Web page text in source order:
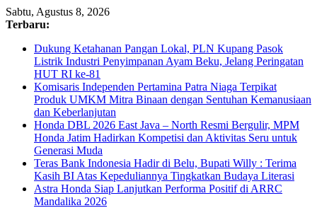
Sabtu, Agustus 8, 2026
Terbaru:
Dukung Ketahanan Pangan Lokal, PLN Kupang Pasok
Listrik Industri Penyimpanan Ayam Beku, Jelang Peringatan
HUT RI ke-81
Komisaris Independen Pertamina Patra Niaga Terpikat
Produk UMKM Mitra Binaan dengan Sentuhan Kemanusiaan
dan Keberlanjutan
Honda DBL 2026 East Java – North Resmi Bergulir, MPM
Honda Jatim Hadirkan Kompetisi dan Aktivitas Seru untuk
Generasi Muda
Teras Bank Indonesia Hadir di Belu, Bupati Willy : Terima
Kasih BI Atas Kepeduliannya Tingkatkan Budaya Literasi
Astra Honda Siap Lanjutkan Performa Positif di ARRC
Mandalika 2026